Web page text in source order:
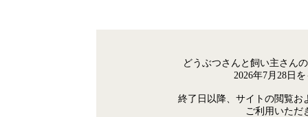
どうぶつさんと飼い主さん
2026年7月28日
終了日以降、サイトの閲覧お
ご利用いただ